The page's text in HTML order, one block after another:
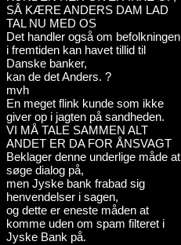
SÅ KÆRE ANDERS DAM LAD
TAL NU MED OS
Det handler også om befolkningen
i fremtiden kan havet tillid til
Danske banker,
kan de det Anders. ?
mvh
En meget flink kunde som ikke
giver op i jagten på sandheden.
VI MÅ TALE SAMMEN ALT
ANDET ER DA FOR ÅNSVAGT
Beklager denne underlige måde at
søge dialog på,
men Jyske bank frabad sig
henvendelser i sagen,
og dette er eneste måden at
komme uden om spam filteret i
Jyske Bank på.